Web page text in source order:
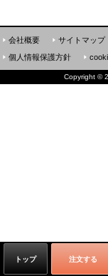
トップ 注文する
会社概要 サイトマップ
個人情報保護方針
Copyright ©